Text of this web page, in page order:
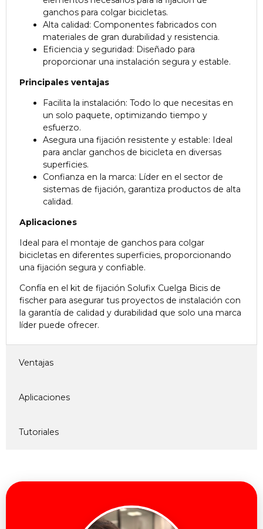
ganchos para colgar bicicletas.
Alta calidad: Componentes fabricados con
materiales de gran durabilidad y resistencia.
Eficiencia y seguridad: Diseñado para
proporcionar una instalación segura y estable.
Principales ventajas
Facilita la instalación: Todo lo que necesitas en
un solo paquete, optimizando tiempo y
esfuerzo.
Asegura una fijación resistente y estable: Ideal
para anclar ganchos de bicicleta en diversas
superficies.
Confianza en la marca: Líder en el sector de
sistemas de fijación, garantiza productos de alta
calidad.
Aplicaciones
Ideal para el montaje de ganchos para colgar
bicicletas en diferentes superficies, proporcionando
una fijación segura y confiable.
Confía en el kit de fijación Solufix Cuelga Bicis de
fischer para asegurar tus proyectos de instalación con
la garantía de calidad y durabilidad que solo una marca
líder puede ofrecer.
Ventajas
Aplicaciones
Tutoriales